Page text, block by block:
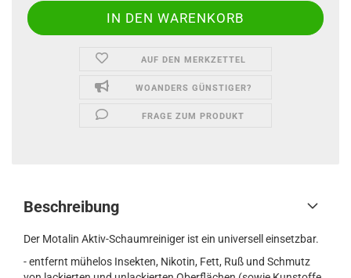
AUF DEN MERKZETTEL
WOANDERS GÜNSTIGER?
FRAGE ZUM PRODUKT
Beschreibung
Der Motalin Aktiv-Schaumreiniger ist ein universell einsetzbar.
- entfernt mühelos Insekten, Nikotin, Fett, Ruß und Schmutz